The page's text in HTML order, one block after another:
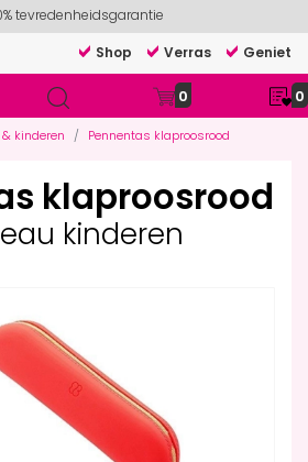
tevredenheidsgarantie
Shop
Verras Geniet
0 0
& kinderen Pennentas klaproosrood
klaproosrood
kinderen